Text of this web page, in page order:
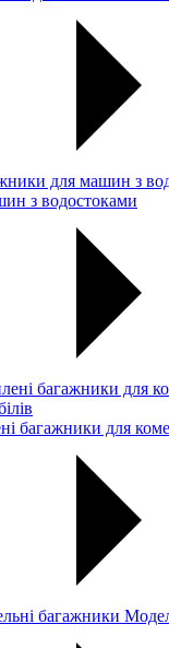
з водостоками
багажники для